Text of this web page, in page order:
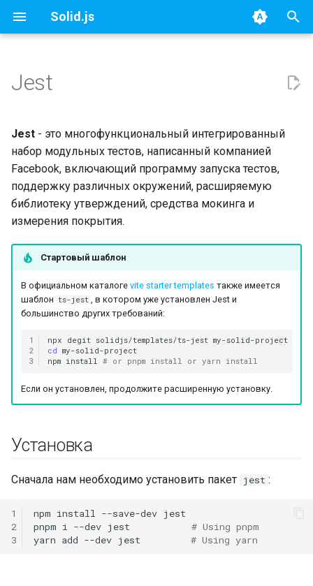
Solid.js
и
а
л
и
з
а
с
к
Установка
Настройка
Преобразование кода
TypeScript
преобразование кода
Альтернатива 1:
Использование babel
для преобразования
TypeScript
Альтернатива 2:
Использование ts-jest
для преобразования
некоторых файлов
Другие преобразования
Окружение
Jest
Jest - это многофункциональный интегрированный
набор модульных тестов, написанный компанией
Facebook, включающий программу запуска тестов,
поддержку различных окружений, расширяемую
библиотеку утверждений, средства мокинга и
измерения покрытия.
Стартовый шаблон
В официальном каталоге vite starter templates также имеется
шаблон ts-jest , в котором уже установлен Jest и
большинство других требований:
1
2
3
npx degit solidjs/templates/ts-jest
cd
my-solid-project
npm install # or pnpm install or yarn install
Если он установлен, продолжите расширенную установку.
Установка
Сначала нам необходимо установить пакет jest :
1
2
3
npm install --save-dev jest
pnpm i --dev jest
# Using pnpm
yarn add --dev jest # Using yarn